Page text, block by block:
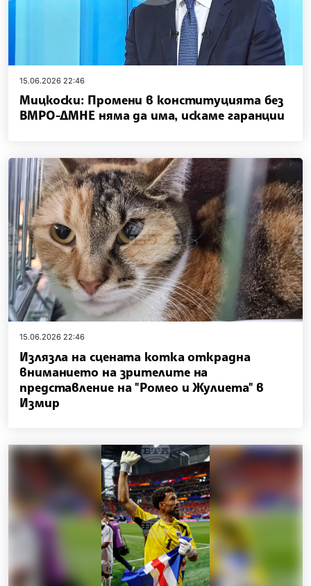
15.06.2026 22:46
Мицкоски: Промени в конституцията без
ВМРО-ДМНЕ няма да има, искаме гаранции
15.06.2026 22:46
Излязла на сцената котка открадна
вниманието на зрителите на
представление на "Ромео и Жулиета" в
Измир